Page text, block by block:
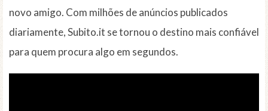
novo amigo. Com milhões de anúncios publicados
diariamente, Subito.it se tornou o destino mais confiável
para quem procura algo em segundos.